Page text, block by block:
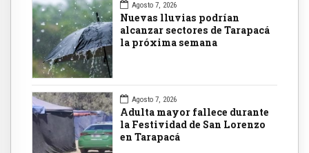
Agosto 7, 2026
Nuevas lluvias podrían
alcanzar sectores de Tarapacá
la próxima semana
Agosto 7, 2026
Adulta mayor fallece durante
la Festividad de San Lorenzo
en Tarapacá